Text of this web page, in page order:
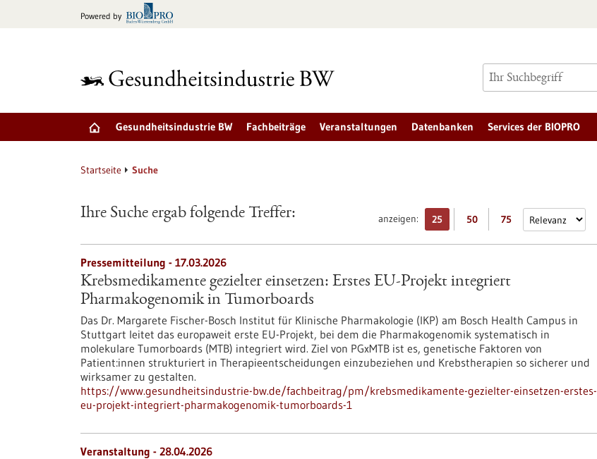
Powered by
Gesundheitsindustrie BW Fachbeiträge Veranstaltungen Datenbanken Services der BIOPRO
Startseite Suche
anzeigen: 25 50 75
Ihre Suche ergab folgende Treffer:
Pressemitteilung - 17.03.2026
Krebsmedikamente gezielter einsetzen: Erstes EU-Projekt integriert
Pharmakogenomik in Tumorboards
Das Dr. Margarete Fischer-Bosch Institut für Klinische Pharmakologie (IKP) am Bosch Health Campus in
Stuttgart leitet das europaweit erste EU-Projekt, bei dem die Pharmakogenomik systematisch in
molekulare Tumorboards (MTB) integriert wird. Ziel von PGxMTB ist es, genetische Faktoren von
Patient:innen strukturiert in Therapieentscheidungen einzubeziehen und Krebstherapien so sicherer und
wirksamer zu gestalten.
https://www.gesundheitsindustrie-bw.de/fachbeitrag/pm/krebsmedikamente-gezielter-einsetzen-erstes-
eu-projekt-integriert-pharmakogenomik-tumorboards-1
Veranstaltung - 28.04.2026